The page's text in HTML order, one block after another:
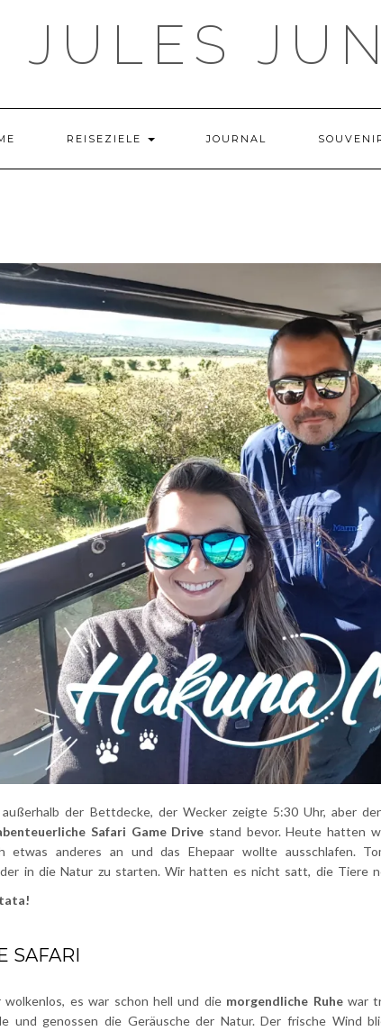
JULES
REISEZIELE JOURNAL
der Bettdecke, der Wecker zeigte 5:30 Uhr, aber
Safari Game Drive stand bevor. Heute hatten
etwas anderes an und das Ehepaar wollte ausschlafen.
in die Natur zu starten. Wir hatten es nicht satt, die Tiere
SAFARI
wolkenlos, es war schon hell und die morgendliche Ruhewar
und genossen die Geräusche der Natur. Der frische Wind